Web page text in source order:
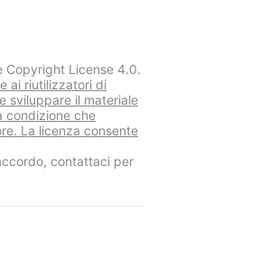
Copyright License 4.0.
ai riutilizzatori di
sviluppare il materiale
condizione che
La licenza consente
contattaci per